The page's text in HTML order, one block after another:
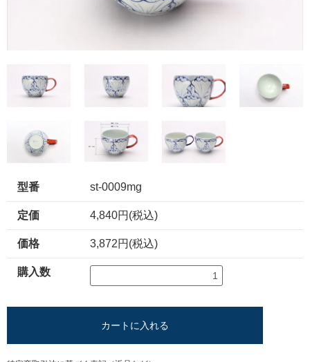
型番 st-0009mg
定価 4,840円(税込)
価格 3,872円(税込)
購入数
カートに入れる